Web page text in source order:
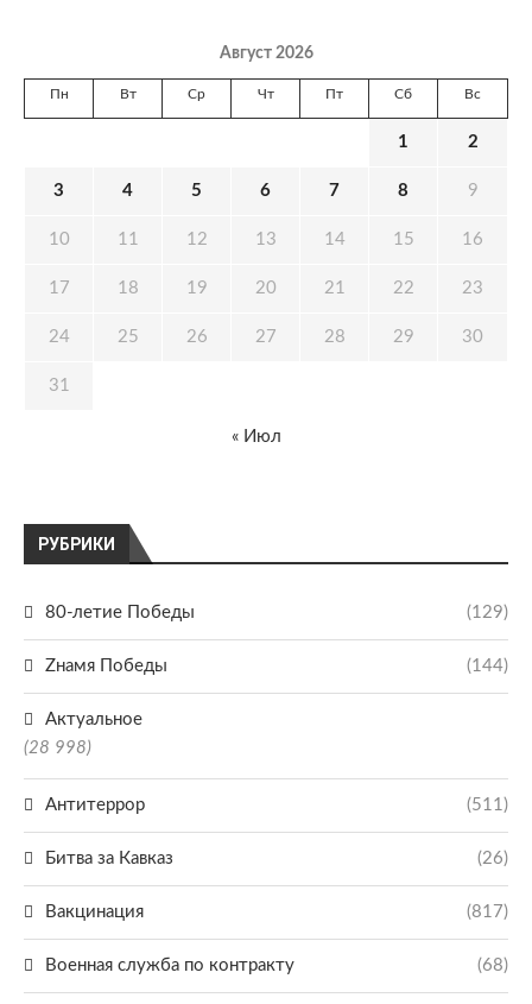
РУБРИКИ
80-летие Победы (129)
Zнамя Победы (144)
Актуальное
(28 998)
Антитеррор (511)
Битва за Кавказ (26)
Вакцинация (817)
Военная служба по контракту (68)
Август 2026
Пн Вт Ср Чт Пт Сб Вс
1 2
3 4 5 6 7 8 9
10 11 12 13 14 15 16
17 18 19 20 21 22 23
24 25 26 27 28 29 30
31
« Июл